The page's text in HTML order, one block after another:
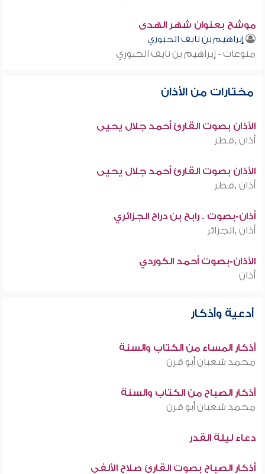
موشح بعنوان شهر الهدى
إبراهيم بن نايف الجبوري
منوعات - إبراهيم بن نايف الجبوري
مختارات من الأذان
الأذان بصوت القارئ أحمد جلال يحيى
أذان ,قطر
الأذان بصوت القارئ أحمد جلال يحيى
أذان ,قطر
أذان-بصوت . رابح بن دراح الجزائري
أذان ,الجزائر
الأذان-بصوت أحمد الكوردي
أذان
أدعية وأذكار
أذكار المساء من الكتاب والسنة
محمد شعبان أبو قرن
أذكار الصباح من الكتاب والسنة
محمد شعبان أبو قرن
دعاء ليلة القدر
أذكار الصباح بصوت القارئ صلاح الألفي